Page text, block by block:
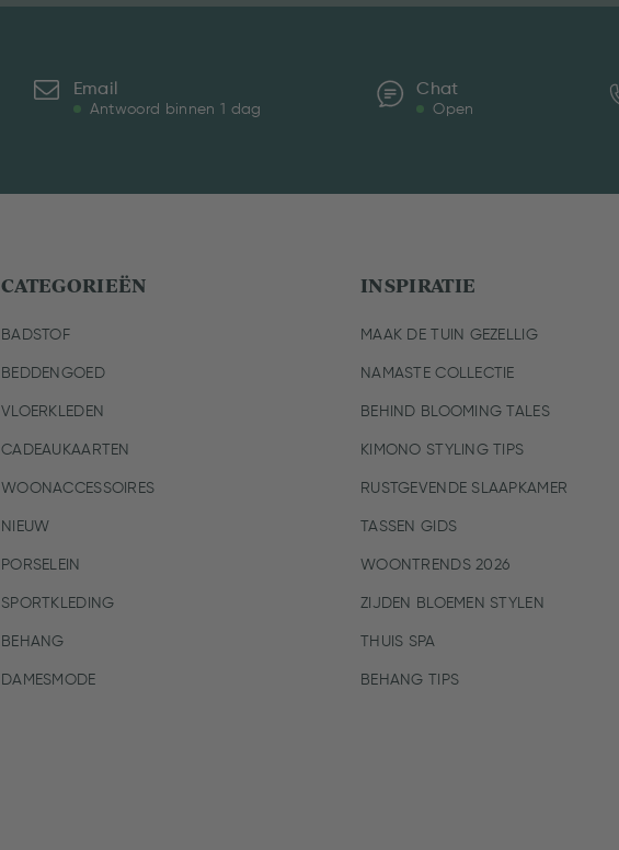
Email
Antwoord binnen 1 dag
Chat
Open
CATEGORIEËN
BADSTOF
BEDDENGOED
VLOERKLEDEN
CADEAUKAARTEN
WOONACCESSOIRES
NIEUW
PORSELEIN
SPORTKLEDING
BEHANG
DAMESMODE
INSPIRATIE
MAAK DE TUIN GEZELLIG
NAMASTE COLLECTIE
BEHIND BLOOMING TALES
KIMONO STYLING TIPS
RUSTGEVENDE SLAAPKAMER
TASSEN GIDS
WOONTRENDS 2026
ZIJDEN BLOEMEN STYLEN
THUIS SPA
BEHANG TIPS